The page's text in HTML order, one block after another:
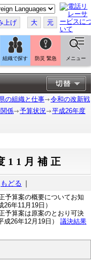
上げ 大 元
組織で探す 防災 緊急 メニュー
の組織と仕事
令和の改新戦
係 予算状況
平成26年度
11月補正
もどる ｜
予算案の概要についてお知
年11月19日）
予算案は原案のとおり可決
成26年12月19日） 議決結果